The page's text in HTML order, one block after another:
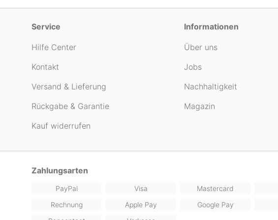
Service
Hilfe Center
Kontakt
Versand & Lieferung
Rückgabe & Garantie
Kauf widerrufen
Informationen
Über uns
Jobs
Nachhaltigkeit
Magazin
Zahlungsarten
PayPal Visa Mastercard
Rechnung
Apple Pay Google Pay